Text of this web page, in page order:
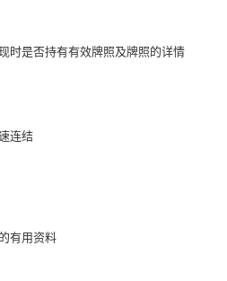
时是否持有有效牌照及牌照的详情
连结
有用资料